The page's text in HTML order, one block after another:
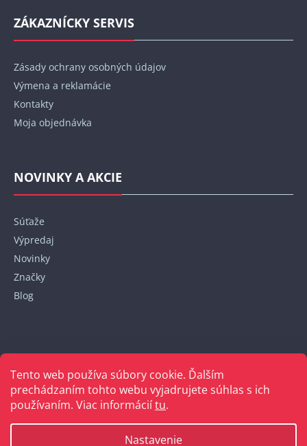
Tento web používa súbory cookie. Ďalším
prechádzaním tohto webu vyjadrujete súhlas s ich
používaním. Viac informáciítu.
Nastavenie
ZÁKAZNÍCKY SERVIS
Zásady ochrany osobných údajov
Výmena a reklamácie
Kontakty
Moja objednávka
NOVINKY A AKCIE
Súťaže
Výpredaj
Novinky
Značky
Blog
+421 948 152 820